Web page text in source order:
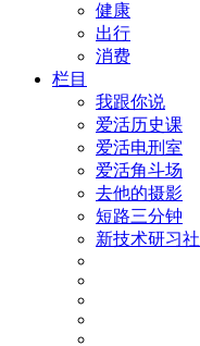
健康
出行
消费
栏目
我跟你说
爱活历史课
爱活电刑室
爱活角斗场
去他的摄影
短路三分钟
新技术研习社